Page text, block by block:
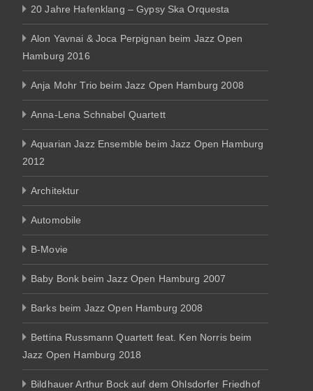
20 Jahre Hafenklang – Gypsy Ska Orquesta
Alon Yavnai & Joca Perpignan beim Jazz Open
Hamburg 2016
Anja Mohr Trio beim Jazz Open Hamburg 2008
Anna-Lena Schnabel Quartett
Aquarian Jazz Ensemble beim Jazz Open Hamburg
2012
Architektur
Automobile
B-Movie
Baby Bonk beim Jazz Open Hamburg 2007
Barks beim Jazz Open Hamburg 2008
Bettina Russmann Quartett feat. Ken Norris beim
Jazz Open Hamburg 2018
Bildhauer Arthur Bock auf dem Ohlsdorfer Friedhof